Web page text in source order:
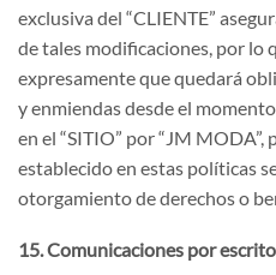
exclusiva del “CLIENTE”
de tales modificaciones, por lo
expresamente que quedará
y enmiendas desde el
en el “SITIO” por “JM MODA”,
establecido en estas políticas
otorgamiento de derechos o
15. Comunicaciones por